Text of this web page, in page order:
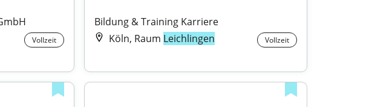
Vollzeit
Bildung & Training Karriere
Köln, Raum Leichlingen Vollzeit